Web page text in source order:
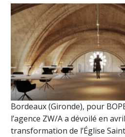
Bordeaux (Gironde), pour
l’agence ZW/A a dévoilé en
transformation de l’Église